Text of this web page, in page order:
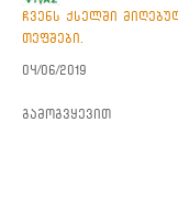
ჩვენს ქსელში
თეფშები.
04/06/2019
გამოგვყევით